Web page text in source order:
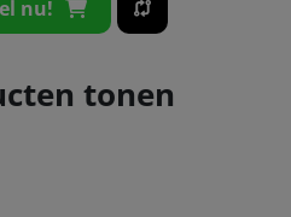
nu!
tonen